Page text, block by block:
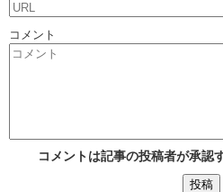
コメント
コメントは記事の投稿者が承認